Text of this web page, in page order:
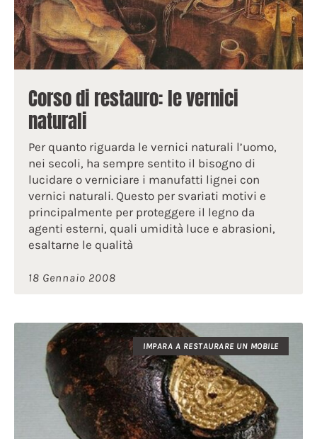
Corso di restauro: le vernici
naturali
Per quanto riguarda le vernici naturali l’uomo,
nei secoli, ha sempre sentito il bisogno di
lucidare o verniciare i manufatti lignei con
vernici naturali. Questo per svariati motivi e
principalmente per proteggere il legno da
agenti esterni, quali umidità luce e abrasioni,
esaltarne le qualità
18 Gennaio 2008
IMPARA A RESTAURARE UN MOBILE